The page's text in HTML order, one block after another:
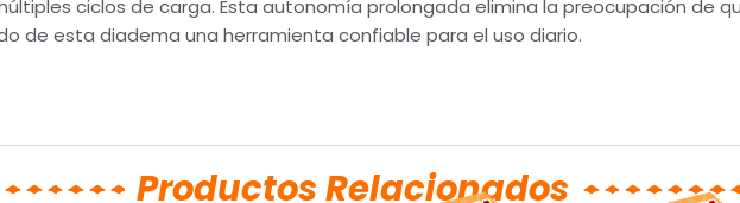
ciclos de carga. Esta autonomía prolongada elimina la preocupación de
de esta diadema una herramienta confiable para el uso diario.
Productos Relacionados